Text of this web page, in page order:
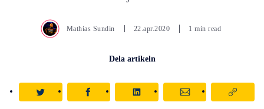
Mathias Sundin 22.apr.2020 1 min read
Dela artikeln